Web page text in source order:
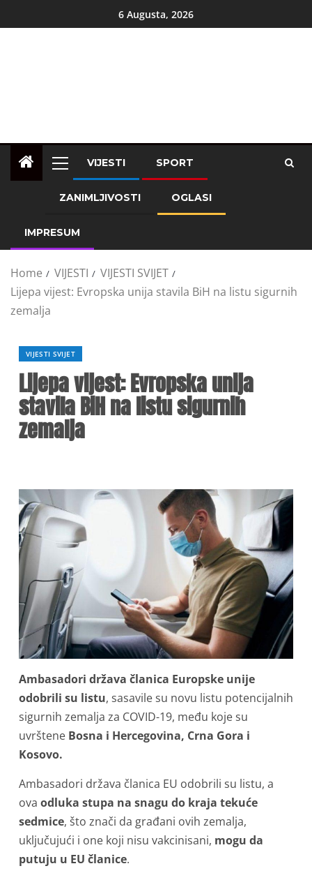
6 Augusta, 2026
VIJESTI SPORT
ZANIMLJIVOSTI OGLASI
IMPRESUM
Home VIJESTI
VIJESTI SVIJET
Lijepa vijest: Evropska unija stavila BiH na listu sigurnih
zemalja
VIJESTI SVIJET
Lijepa vijest: Evropska unija
stavila BiH na listu sigurnih
zemalja
Ambasadori država članica Europske unije
odobrili su listu, sasavile su novu listu potencijalnih
sigurnih zemalja za COVID-19, među koje su
uvrštene Bosna i Hercegovina, Crna Gora i
Kosovo.
Ambasadori država članica EU odobrili su listu, a
ova odluka stupa na snagu do kraja tekuće
sedmice, što znači da građani ovih zemalja,
uključujući i one koji nisu vakcinisani, mogu da
putuju u EU članice.